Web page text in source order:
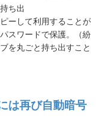
ち出
ーして利用することが
スワードで保護。（紛
を丸ごと持ち出すこと
は再び自動暗号